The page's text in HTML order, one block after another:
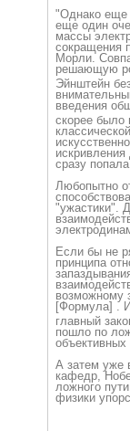
"Однако еще
еще один
массы
сокращения
Морли.
решающую
Эйнштейн
введения
скорее было
сразу
Любопытно
"ужастики".
Если бы не
принципа
возможному
[Формула] .
главный
пошло по
А затем уже
кафедр,
ложного
физики